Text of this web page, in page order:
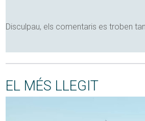
Disculpau, els comentaris es troben
EL MÉS LLEGIT